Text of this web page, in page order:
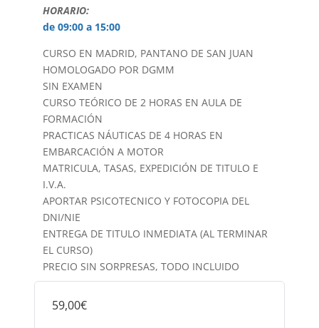
HORARIO:
de 09:00 a 15:00
CURSO EN MADRID, PANTANO DE SAN JUAN
HOMOLOGADO POR DGMM
SIN EXAMEN
CURSO TEÓRICO DE 2 HORAS EN AULA DE
FORMACIÓN
PRACTICAS NÁUTICAS DE 4 HORAS EN
EMBARCACIÓN A MOTOR
MATRICULA, TASAS, EXPEDICIÓN DE TITULO E
I.V.A.
APORTAR PSICOTECNICO Y FOTOCOPIA DEL
DNI/NIE
ENTREGA DE TITULO INMEDIATA (AL TERMINAR
EL CURSO)
PRECIO SIN SORPRESAS, TODO INCLUIDO
59,00€